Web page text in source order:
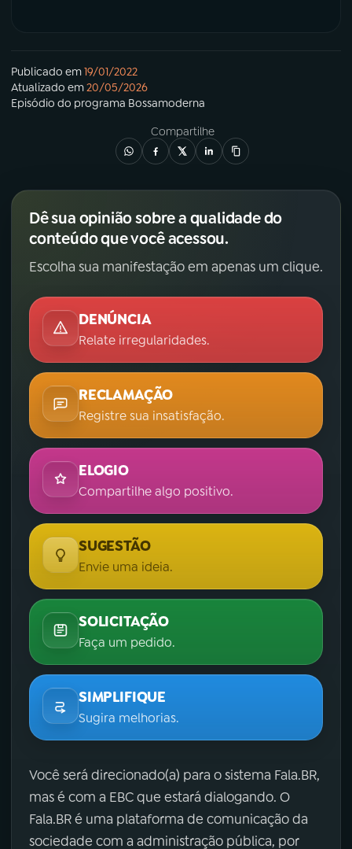
Publicado em19/01/2022
Atualizado em20/05/2026
Episódio do programa Bossamoderna
Compartilhe
Dê sua opinião sobre a qualidade do
conteúdo que você acessou.
Escolha sua manifestação em apenas um clique.
DENÚNCIA
Relate irregularidades.
RECLAMAÇÃO
Registre sua insatisfação.
ELOGIO
Compartilhe algo positivo.
SUGESTÃO
Envie uma ideia.
SOLICITAÇÃO
Faça um pedido.
SIMPLIFIQUE
Sugira melhorias.
Você será direcionado(a) para o sistema Fala.BR,
mas é com a EBC que estará dialogando. O
Fala.BR é uma plataforma de comunicação da
sociedade com a administração pública, por